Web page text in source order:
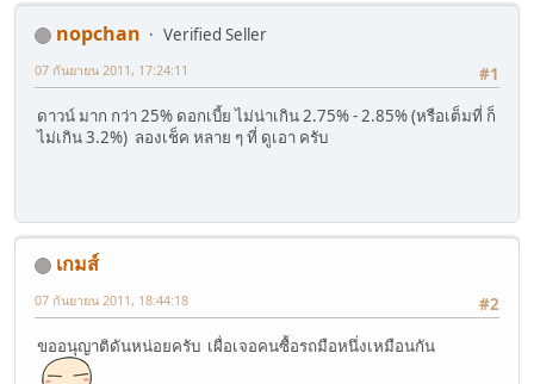
nopchan
Verified Seller
#1
07 กันยายน 2011, 17:24:11
ดาวน์ มาก กว่า 25% ดอกเบี้ย ไม่น่าเกิน 2.75% - 2.85% (หรือเต็มที่ ก็
ไม่เกิน 3.2%) ลองเช็ค หลาย ๆ ที่ ดูเอา ครับ
เกมส์
#2
07 กันยายน 2011, 18:44:18
ขออนุญาติดันหน่อยครับ เผื่อเจอคนซื้อรถมือหนึ่งเหมือนกัน